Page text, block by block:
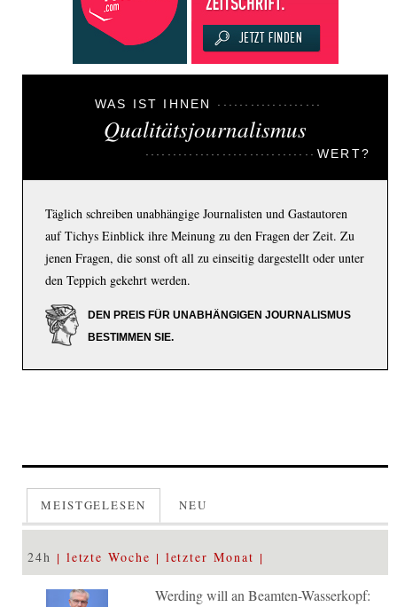
WAS IST IHNEN
Qualitätsjournalismus
WERT?
Täglich schreiben unabhängige Journalisten und Gastautoren
auf Tichys Einblick ihre Meinung zu den Fragen der Zeit. Zu
jenen Fragen, die sonst oft all zu einseitig dargestellt oder unter
den Teppich gekehrt werden.
DEN PREIS FÜR UNABHÄNGIGEN JOURNALISMUS
BESTIMMEN SIE.
MEISTGELESEN NEU
24h letzte Woche letzter Monat
Werding will an Beamten-Wasserkopf: